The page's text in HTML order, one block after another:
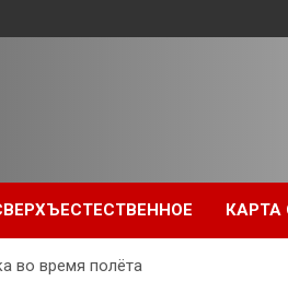
КАРТА
во время полёта